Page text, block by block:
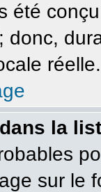
été
donc,
réelle.
la
sur le